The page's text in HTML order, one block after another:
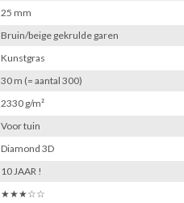
25 mm
Bruin/beige gekrulde garen
Kunstgras
30 m (= aantal 300)
2330 g/m²
Voor tuin
Diamond 3D
10 JAAR !
★★★☆☆